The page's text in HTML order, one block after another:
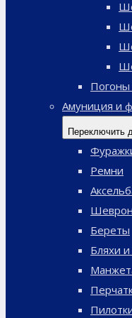
Погоны
Амуниция и
Переключить
Ремни
Береты
Бляхи